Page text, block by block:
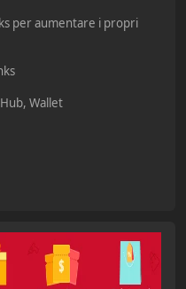
per aumentare i propri
Wallet